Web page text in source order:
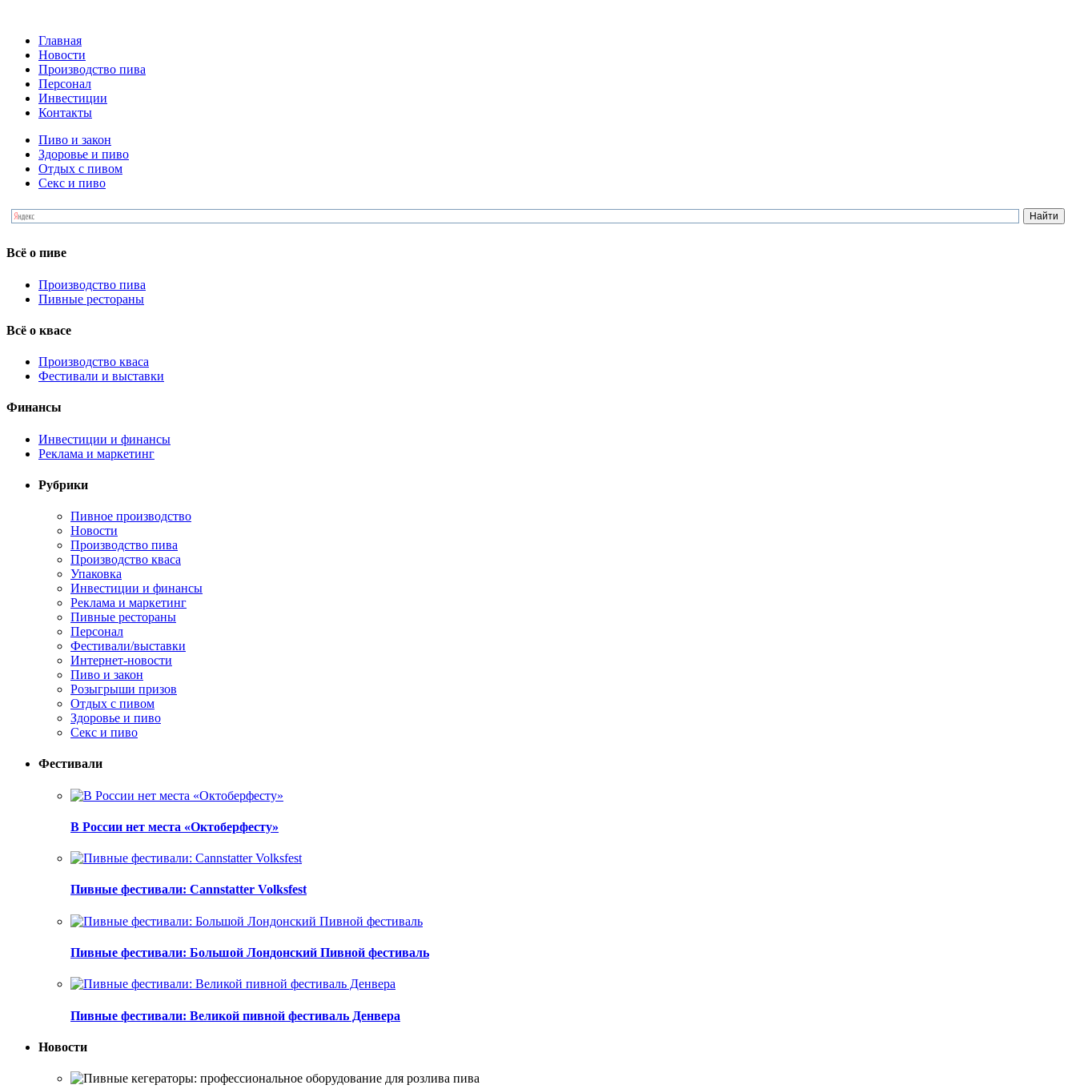
Главная
Новости
Производство пива
Персонал
Инвестиции
Контакты
Пиво и закон
Здоровье и пиво
Отдых с пивом
Секс и пиво
Всё о пиве
Производство пива
Пивные рестораны
Всё о квасе
Производство кваса
Фестивали и выставки
Финансы
Инвестиции и финансы
Реклама и маркетинг
Рубрики
Пивное производство
Новости
Производство пива
Производство кваса
Упаковка
Инвестиции и финансы
Реклама и маркетинг
Пивные рестораны
Персонал
Фестивали/выставки
Интернет-новости
Пиво и закон
Розыгрыши призов
Отдых с пивом
Здоровье и пиво
Секс и пиво
Фестивали
В России нет места «Октоберфесту»
Пивные фестивали: Cannstatter Volksfest
Пивные фестивали: Большой Лондонский Пивной фестиваль
Пивные фестивали: Великой пивной фестиваль Денвера
Новости